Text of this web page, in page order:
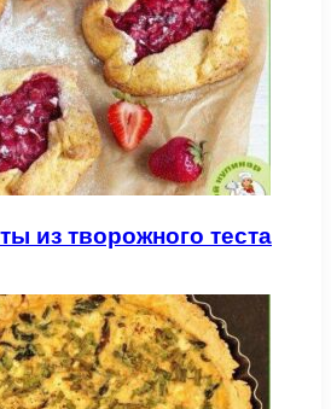
из творожного теста